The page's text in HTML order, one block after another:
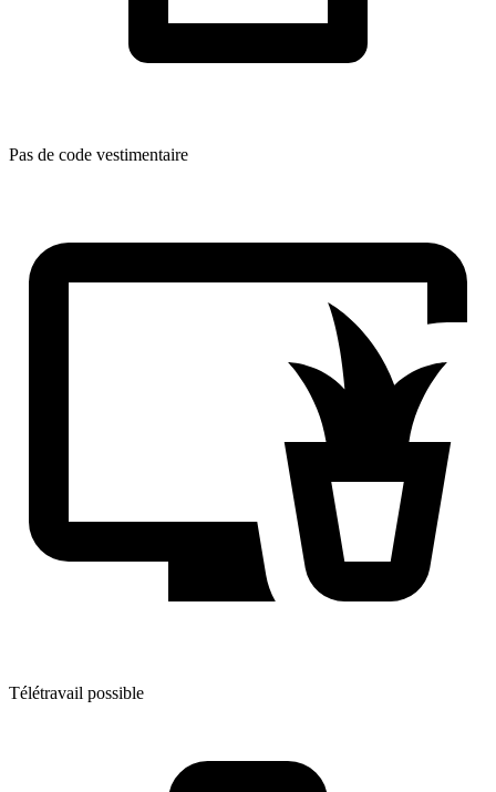
Pas de code vestimentaire
Télétravail possible